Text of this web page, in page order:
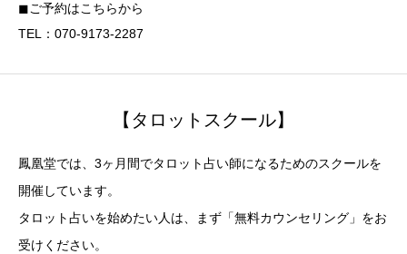
◼︎ご予約はこちらから
TEL：070-9173-2287
【タロットスクール】
鳳凰堂では、3ヶ月間でタロット占い師になるためのスクールを
開催しています。
タロット占いを始めたい人は、まず「無料カウンセリング」をお
受けください。